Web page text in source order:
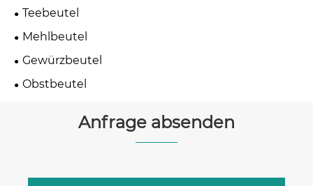
Teebeutel
Mehlbeutel
Gewürzbeutel
Obstbeutel
Anfrage absenden